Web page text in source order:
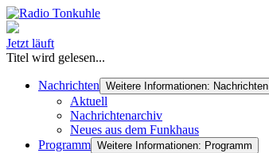
Jetzt läuft
Titel wird gelesen...
Nachrichten Weitere Informationen: Nachrichten
Aktuell
Nachrichtenarchiv
Neues aus dem Funkhaus
Programm Weitere Informationen: Programm